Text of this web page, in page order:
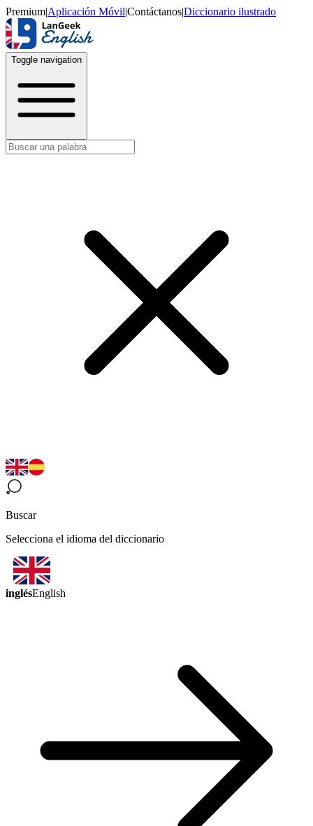
Premium|Aplicación Móvil|Contáctanos|Diccionario ilustrado
Toggle navigation
Buscar
Selecciona el idioma del diccionario
inglésEnglish